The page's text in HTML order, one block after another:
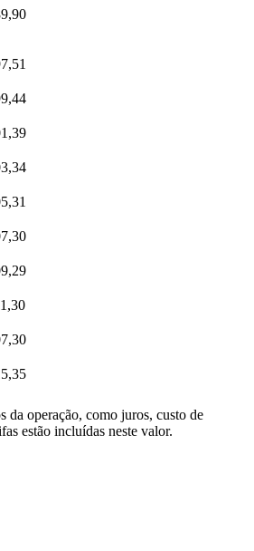
da operação, como juros, custo de
estão incluídas neste valor.